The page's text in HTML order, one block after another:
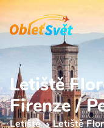
Letiště
Firenze /
Letiště Letiště